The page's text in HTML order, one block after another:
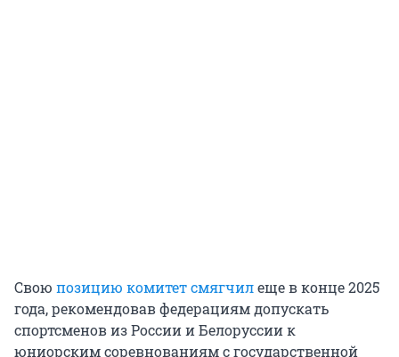
Свою позицию комитет смягчилеще в конце 2025
года, рекомендовав федерациям допускать
спортсменов из России и Белоруссии к
юниорским соревнованиям с государственной